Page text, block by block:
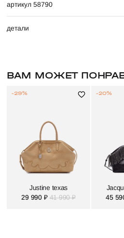
артикул 58790
детали
ВАМ МОЖЕТ
Justine texas
29 990 ₽ 41 990 ₽
-29%
45
-20%